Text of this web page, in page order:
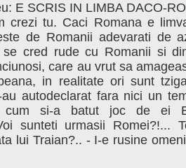
E SCRIS IN LIMBA DACO-
crezi tu. Caci Romana e
de Romanii adevarati de
cred rude cu Romanii si
care au vrut sa
in realitate ori sunt
autodeclarat fara nici un
cum si-a batut joc de ei
sunteti urmasii Romei?!...
lui Traian?.. - I-e rusine